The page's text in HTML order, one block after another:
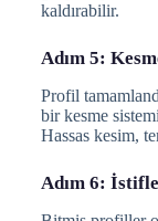
kaldırabilir.
Adım 5:
Profil
bir kesme
Hassas kesim,
Adım 6: